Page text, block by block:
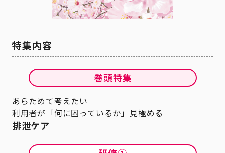
あらためて考えたい
利用者が「何に困っているか」見極める
排泄ケア